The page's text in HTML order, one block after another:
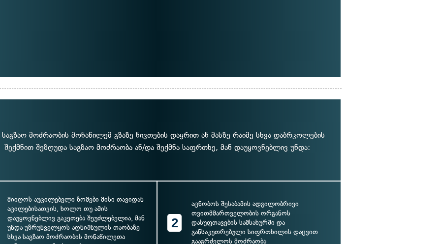
მოძრაობის მონაწილემ გზაზე ნივთების დაყრით ან მასზე რაიმე სხვა დაბრკოლების
შექმნით შეზღუდა საგზაო მოძრაობა ან/და შექმნა საფრთხე, მან დაუყოვნებლივ უნდა:
მიიღოს აუცილებელი ზომები მისი თავიდან
აცილებისათვის, ხოლო თუ ამის
დაუყოვნებლივ გაკეთება შეუძლებელია, მან
უნდა უზრუნველყოს აღნიშნულის თაობაზე
სხვა საგზაო მოძრაობის მონაწილეთა
2
აცნობოს შესაბამის ადგილობრივი
თვითმმართველობის ორგანოს
დასუფთავების სამსახურში და
განსაკუთრებული სიფრთხილის დაცვით
გააგრძელოს მოძრაობა